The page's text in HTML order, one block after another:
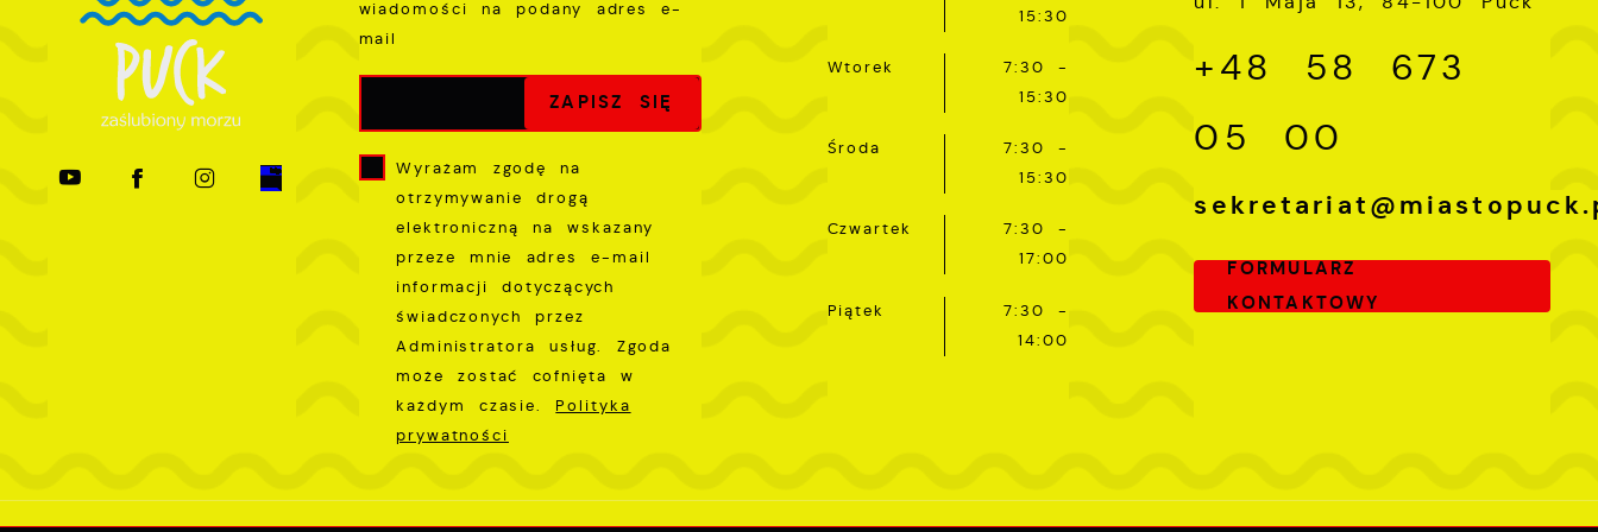
wiadomości na podany adres e-
mail
Wyrażam zgodę na
otrzymywanie drogą
elektroniczną na wskazany
przeze mnie adres e-mail
informacji dotyczących
świadczonych przez
Administratora usług. Zgoda
może zostać cofnięta w
każdym czasie. Polityka
prywatności
15:30
Wtorek
7:30 -
15:30
Środa
7:30 -
15:30
Czwartek
7:30 -
17:00
Piątek
7:30 -
14:00
+48 58 673
05 00
FORMULARZ
KONTAKTOWY
Promocyjne pliki cookies służą do prezentowania Ci naszych
komunikatów na podstawie analizy Twoich upodobań oraz
Twoich zwyczajów dotyczących przeglądanej witryny
internetowej. Treści promocyjne mogą pojawić się na
stronach podmiotów trzecich lub firm będących naszymi
partnerami oraz innych dostawców usług. Firmy te działają
w charakterze pośredników prezentujących nasze treści w
postaci wiadomości, ofert, komunikatów mediów
społecznościowych.